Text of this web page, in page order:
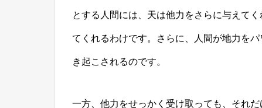
とする人間には、天は他力をさらに与えて
てくれるわけです。さらに、人間が地力を
き起こされるのです。
一方、他力をせっかく受け取っても、それ